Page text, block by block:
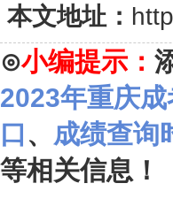
本文地址：
⊙小编提示：
2023年重庆
口 、 成绩查询
等相关信息！